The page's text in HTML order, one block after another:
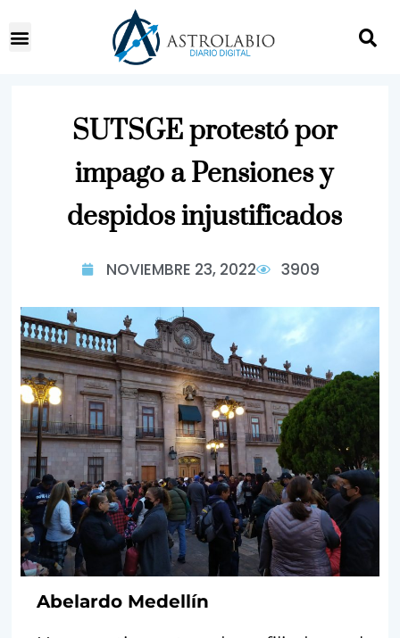
SUTSGE protestó por
impago a Pensiones y
despidos injustificados
NOVIEMBRE 23, 2022 3909
Abelardo Medellín